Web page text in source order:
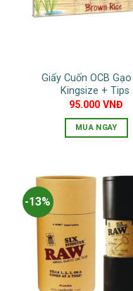
Giấy Cuốn OCB
Kingsize + Tips
95.000VNĐ
MUA NGAY
-13%